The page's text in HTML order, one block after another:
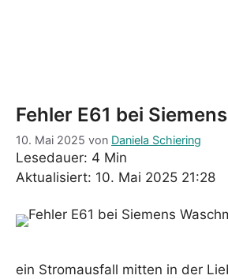
Fehler E61 bei
10. Mai 2025 von Daniela Schiering
Lesedauer: 4 Min
Aktualisiert: 10. Mai 2025 21:28
ein Stromausfall mitten in der